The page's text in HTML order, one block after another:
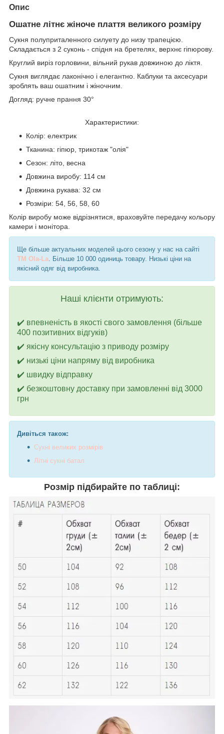
Опис
Ошатне літнє жіноче плаття великого розміру
Сукня полуприталенного силуету до низу трапецією.
Складається з 2 суконь - спідня на бретелях, верхнє гіпюрову.
Круглий виріз горловини, вільний рукав довжиною до ліктя.
Сукня виглядає лаконічно і елегантно. Каблуки та аксесуари
зроблять ваш ошатним і жіночним.
Догляд: ручне прання 30°
Характеристики:
Колір: електрик
Тканина: гіпюр, трикотаж "олія"
Сезон: літо, весна
Довжина виробу: 114 см
Довжина рукава: 32 см
Розміри: 54, 56, 58, 60
Колір виробу може відрізнятися, враховуйте передачу кольору
камери і монітора.
Ще більше актуальних моделей цього сезону у нас на сайті
TM Ola-La . Більше 10 000 одиниць товару. Низькі ціни на
якісний одяг від виробника.
Наші клієнти отримують:
✔️ впевненість в якості свого замовлення (більше
400 позитивних відгуків)
✔️ якісну консультацію з приводу розміру
✔️ низькі ціни напряму від виробника
✔️ швидку відправку
✔️ безкоштовну доставку при замовленні від 3000
грн
Дивіться також:
Сукні великих розмірів
Літні сукні батал
Розмір підбирайте по таблиці: